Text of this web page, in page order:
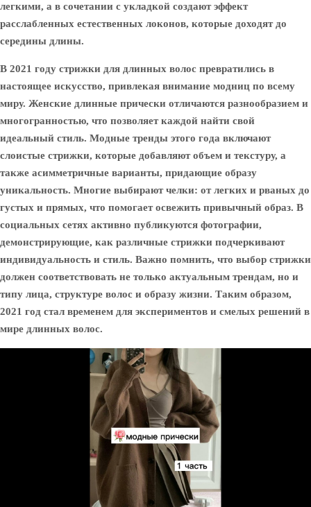
легкими, а в сочетании с укладкой создают эффект
расслабленных естественных локонов, которые доходят до
середины длины.
В 2021 году стрижки для длинных волос превратились в
настоящее искусство, привлекая внимание модниц по всему
миру. Женские длинные прически отличаются разнообразием и
многогранностью, что позволяет каждой найти свой
идеальный стиль. Модные тренды этого года включают
слоистые стрижки, которые добавляют объем и текстуру, а
также асимметричные варианты, придающие образу
уникальность. Многие выбирают челки: от легких и рваных до
густых и прямых, что помогает освежить привычный образ. В
социальных сетях активно публикуются фотографии,
демонстрирующие, как различные стрижки подчеркивают
индивидуальность и стиль. Важно помнить, что выбор стрижки
должен соответствовать не только актуальным трендам, но и
типу лица, структуре волос и образу жизни. Таким образом,
2021 год стал временем для экспериментов и смелых решений в
мире длинных волос.